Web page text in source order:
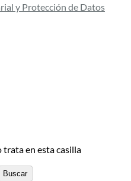
y Protección de Datos
trata en esta casilla
Buscar